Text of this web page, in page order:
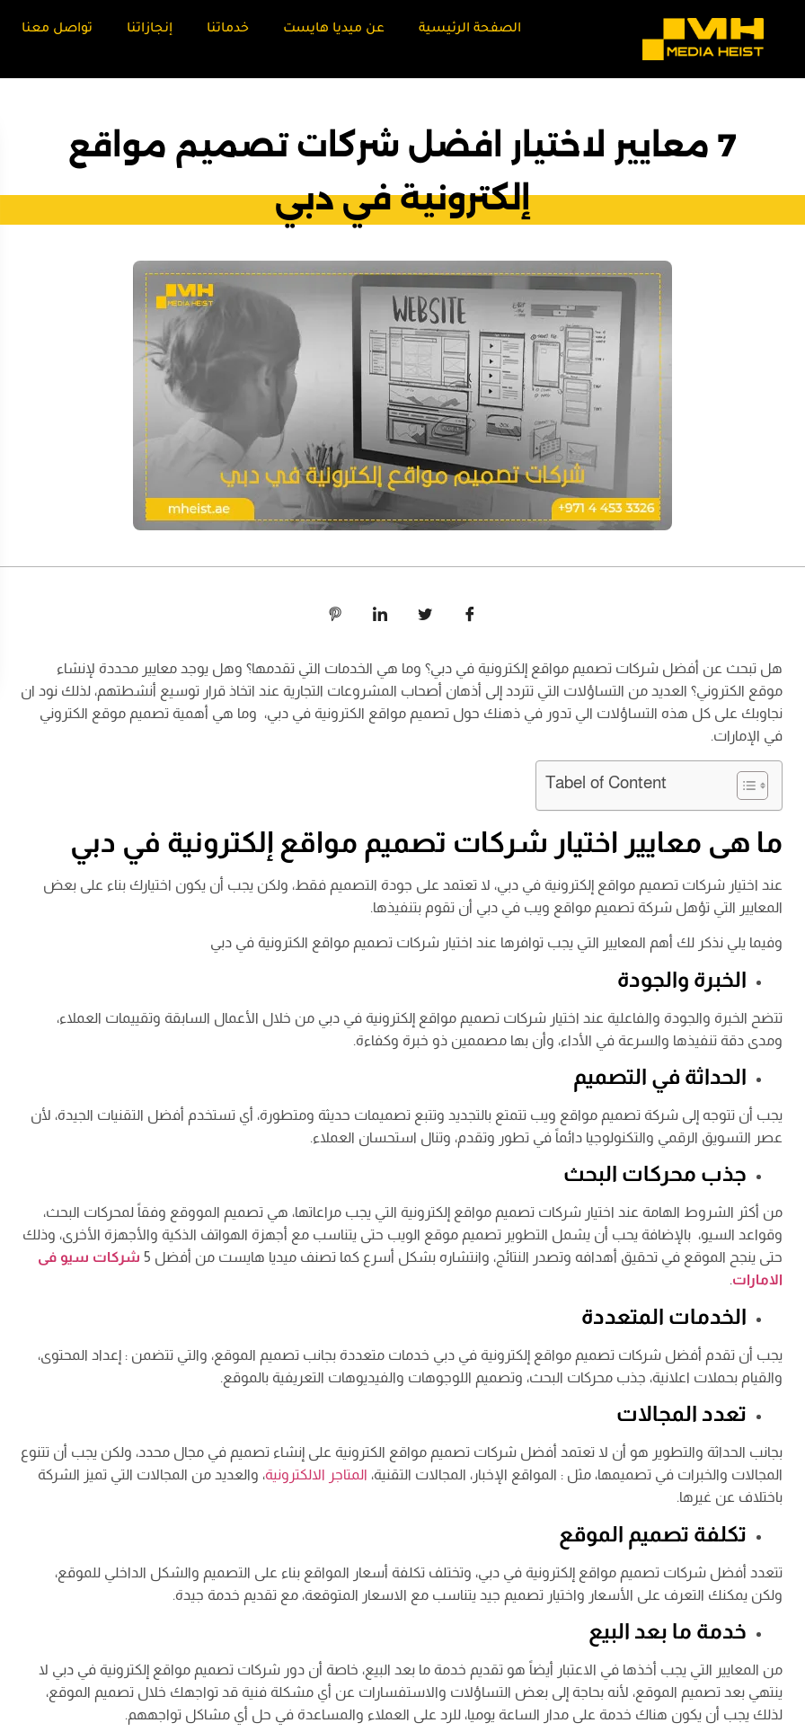
الصفحة الرئيسية عن ميديا هايست خدماتنا إنجازاتنا تواصل معنا
7 معايير لاختيار افضل شركات تصميم مواقع
إلكترونية في دبي
هل تبحث عن أفضل شركات تصميم مواقع إلكترونية في دبي؟ وما هي الخدمات التي تقدمها؟ وهل يوجد معايير محددة لإنشاء
موقع الكتروني؟ العديد من التساؤلات التي تتردد إلى أذهان أصحاب المشروعات التجارية عند اتخاذ قرار توسيع أنشطتهم، لذلك نود ان
نجاوبك على كل هذه التساؤلات الي تدور في ذهنك حول تصميم مواقع الكترونية في دبي، وما هي أهمية تصميم موقع الكتروني
في الإمارات.
Tabel of Content
ما هى معايير اختيار شركات تصميم مواقع إلكترونية في دبي
عند اختيار شركات تصميم مواقع إلكترونية في دبي، لا تعتمد على جودة التصميم فقط، ولكن يجب أن يكون اختيارك بناء على بعض
المعايير التي تؤهل شركة تصميم مواقع ويب في دبي أن تقوم بتنفيذها.
وفيما يلي نذكر لك أهم المعايير التي يجب توافرها عند اختيار شركات تصميم مواقع الكترونية في دبي
الخبرة والجودة
تتضح الخبرة والجودة والفاعلية عند اختيار شركات تصميم مواقع إلكترونية في دبي من خلال الأعمال السابقة وتقييمات العملاء،
ومدى دقة تنفيذها والسرعة في الأداء، وأن بها مصممين ذو خبرة وكفاءة.
الحداثة في التصميم
يجب أن تتوجه إلى شركة تصميم مواقع ويب تتمتع بالتجديد وتتبع تصميمات حديثة ومتطورة، أي تستخدم أفضل التقنيات الجيدة، لأن
عصر التسويق الرقمي والتكنولوجيا دائماً في تطور وتقدم، وتنال استحسان العملاء.
جذب محركات البحث
من أكثر الشروط الهامة عند اختيار شركات تصميم مواقع إلكترونية التي يجب مراعاتها، هي تصميم المووقع وفقاً لمحركات البحث،
وقواعد السيو، بالإضافة يحب أن يشمل التطوير تصميم موقع الويب حتى يتناسب مع أجهزة الهواتف الذكية والأجهزة الأخرى، وذلك
حتى ينجح الموقع في تحقيق أهدافه وتصدر النتائج، وانتشاره بشكل أسرع كما تصنف ميديا هايست من أفضل 5
شركات سيو فى
الامارات.
الخدمات المتعددة
يجب أن تقدم أفضل شركات تصميم مواقع إلكترونية في دبي خدمات متعددة بجانب تصميم الموقع، والتي تتضمن : إعداد المحتوى،
والقيام بحملات اعلانية، جذب محركات البحث، وتصميم اللوجوهات والفيديوهات التعريفية بالموقع.
تعدد المجالات
بجانب الحداثة والتطوير هو أن لا تعتمد أفضل شركات تصميم مواقع الكترونية على إنشاء تصميم في مجال محدد، ولكن يجب أن تتنوع
المجالات والخبرات في تصميمها، مثل : المواقع الإخبار، المجالات التقنية، المتاجر الالكترونية، والعديد من المجالات التي تميز الشركة
باختلاف عن غيرها.
تكلفة تصميم الموقع
تتعدد أفضل شركات تصميم مواقع إلكترونية في دبي، وتختلف تكلفة أسعار المواقع بناء على التصميم والشكل الداخلي للموقع،
ولكن يمكنك التعرف على الأسعار واختيار تصميم جيد يتناسب مع الاسعار المتوقعة، مع تقديم خدمة جيدة.
خدمة ما بعد البيع
من المعايير التي يجب أخذها في الاعتبار أيضاً هو تقديم خدمة ما بعد البيع، خاصة أن دور شركات تصميم مواقع إلكترونية في دبي لا
ينتهي بعد تصميم الموقع، لأنه بحاجة إلى بعض التساؤلات والاستفسارات عن أي مشكلة فنية قد تواجهك خلال تصميم الموقع،
لذلك يجب أن يكون هناك خدمة على مدار الساعة يوميا، للرد على العملاء والمساعدة في حل أي مشاكل تواجههم.